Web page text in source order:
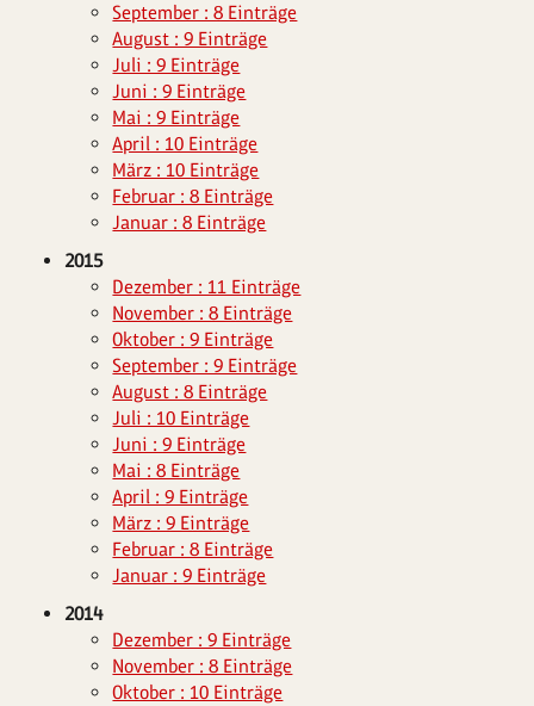
September : 8 Einträge
August : 9 Einträge
Juli : 9 Einträge
Juni : 9 Einträge
Mai : 9 Einträge
April : 10 Einträge
März : 10 Einträge
Februar : 8 Einträge
Januar : 8 Einträge
2015
Dezember : 11 Einträge
November : 8 Einträge
Oktober : 9 Einträge
September : 9 Einträge
August : 8 Einträge
Juli : 10 Einträge
Juni : 9 Einträge
Mai : 8 Einträge
April : 9 Einträge
März : 9 Einträge
Februar : 8 Einträge
Januar : 9 Einträge
2014
Dezember : 9 Einträge
November : 8 Einträge
Oktober : 10 Einträge